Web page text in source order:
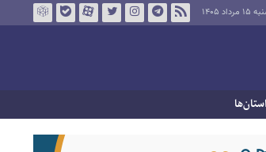
۱۴۰۵
استان‌ها